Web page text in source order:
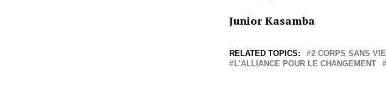
Junior Kasamba
RELATED TOPICS: 2 CORPS SANS VIE
L’ALLIANCE POUR LE CHANGEMENT